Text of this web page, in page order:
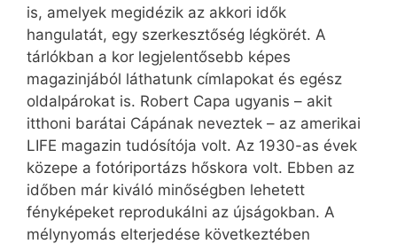
is, amelyek megidézik az akkori idők
hangulatát, egy szerkesztőség légkörét. A
tárlókban a kor legjelentősebb képes
magazinjából láthatunk címlapokat és egész
oldalpárokat is. Robert Capa ugyanis – akit
itthoni barátai Cápának neveztek – az amerikai
LIFE magazin tudósítója volt. Az 1930-as évek
közepe a fotóriportázs hőskora volt. Ebben az
időben már kiváló minőségben lehetett
fényképeket reprodukálni az újságokban. A
mélynyomás elterjedése következtében